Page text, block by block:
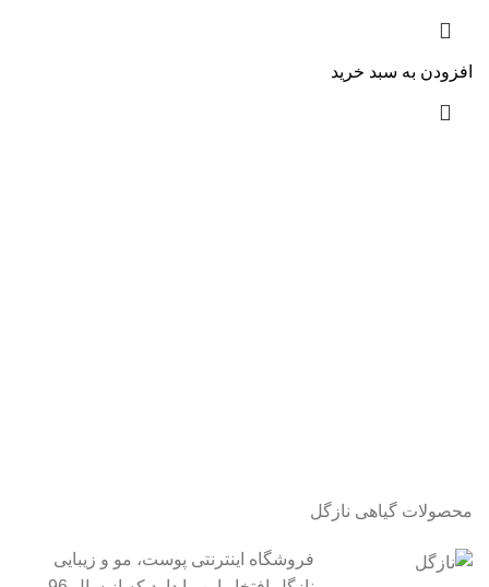
افزودن به سبد خرید
محصولات گیاهی نازگل
فروشگاه اینترنتی پوست، مو و زیبایی